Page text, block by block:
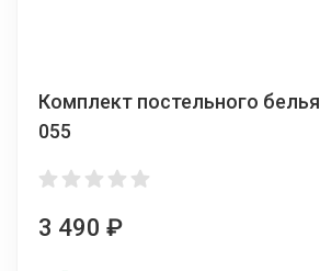
Комплект постельного
055
3 490 ₽